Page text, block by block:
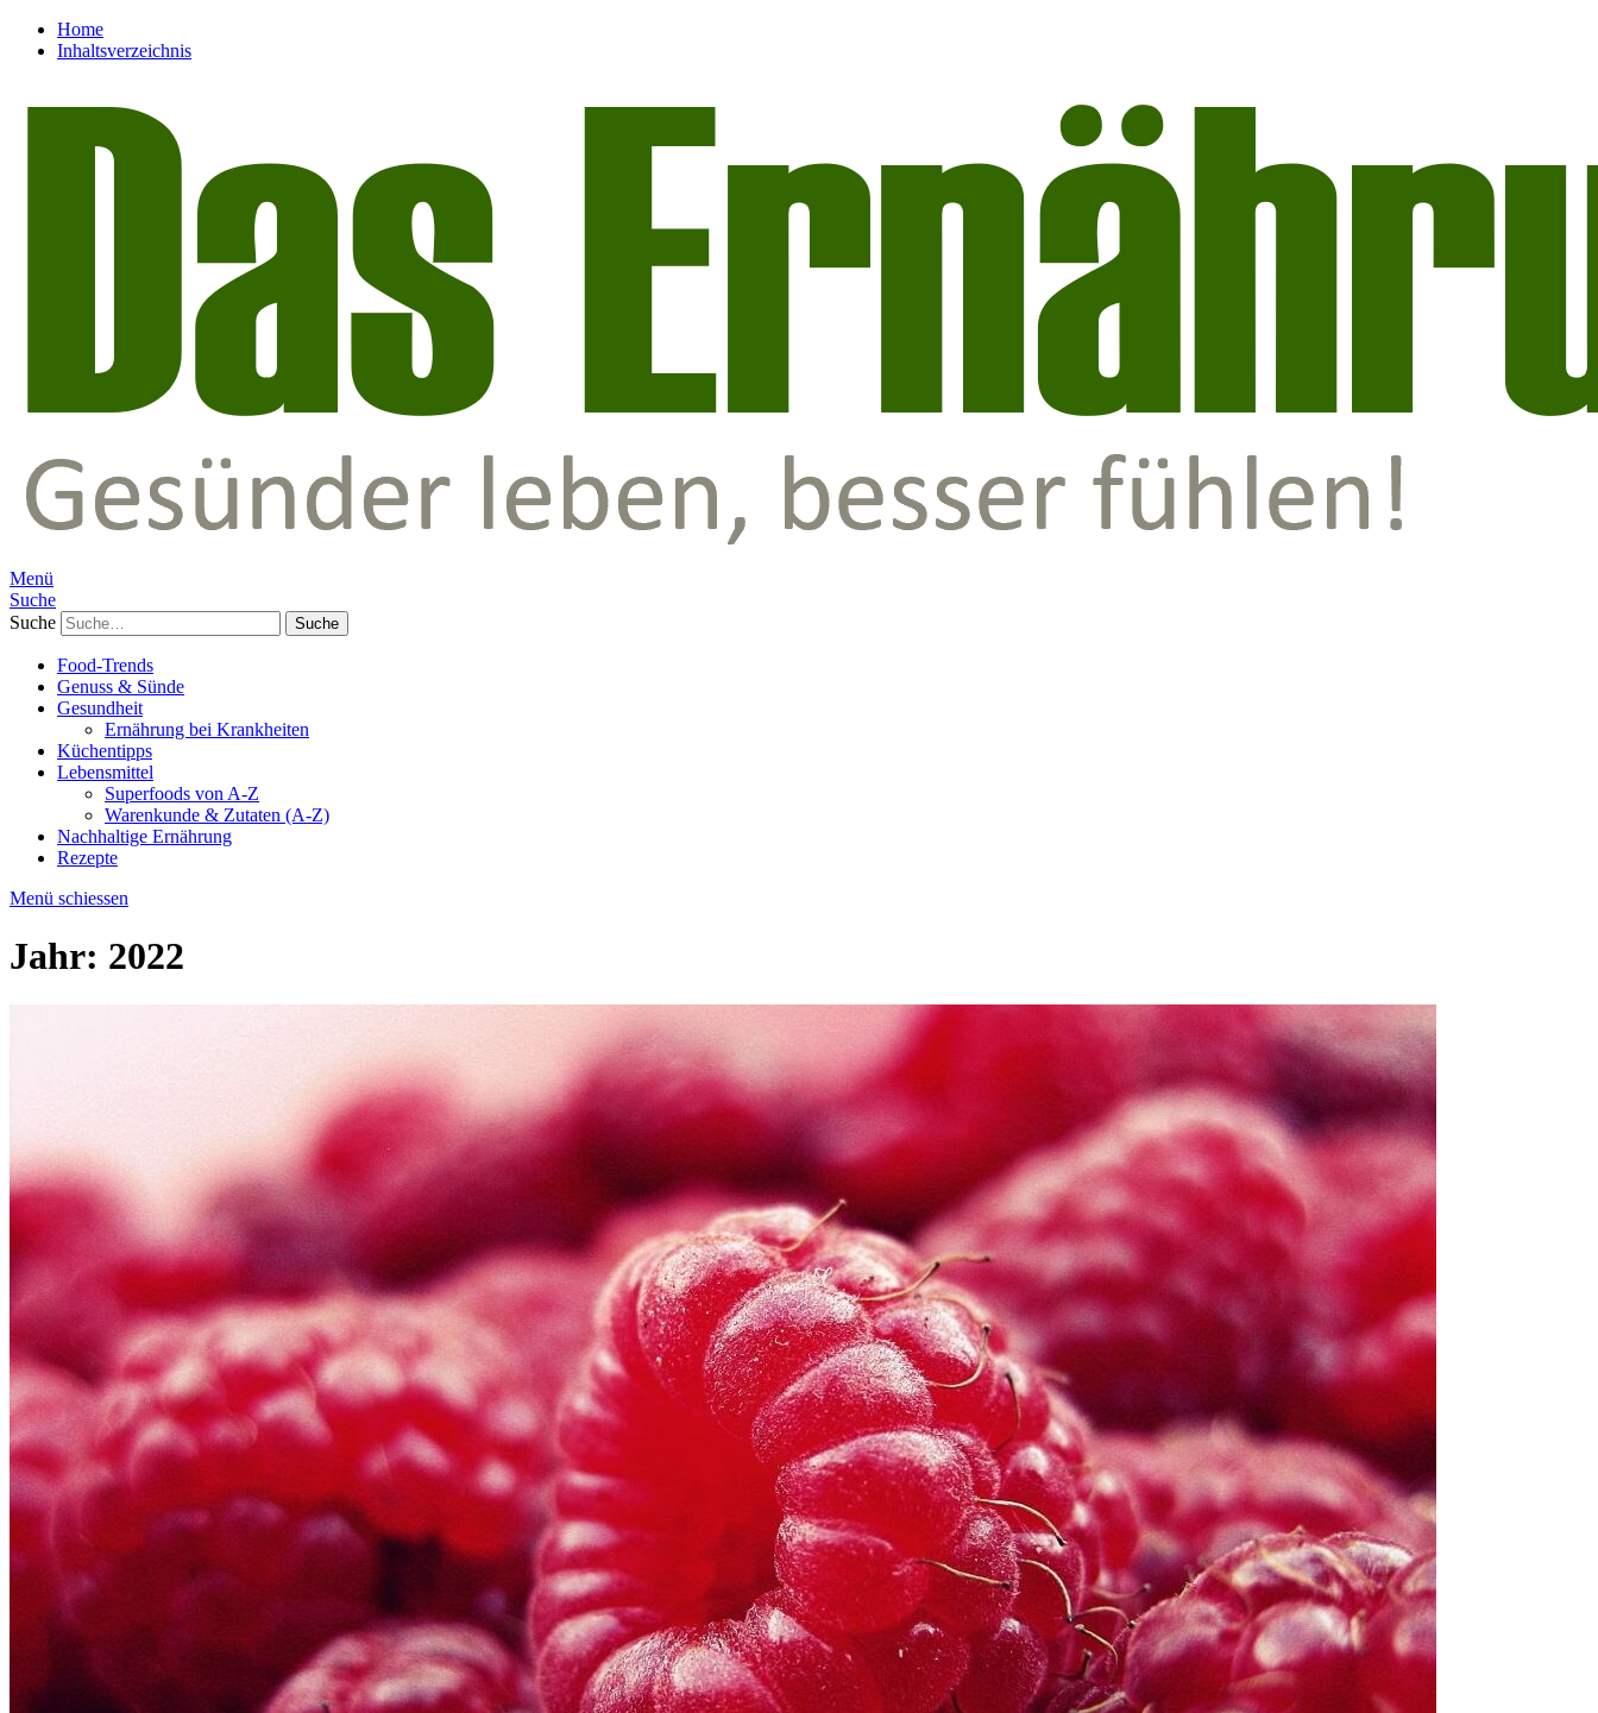
Home
Inhaltsverzeichnis
Menü
Suche
Suche
Food-Trends
Genuss & Sünde
Gesundheit
Ernährung bei Krankheiten
Küchentipps
Lebensmittel
Superfoods von A-Z
Warenkunde & Zutaten (A-Z)
Nachhaltige Ernährung
Rezepte
Menü schiessen
Jahr: 2022